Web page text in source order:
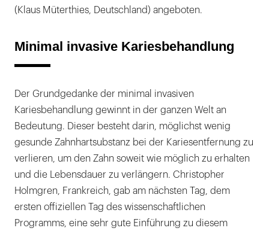
(Klaus Müterthies, Deutschland) angeboten.
Minimal invasive Kariesbehandlung
Der Grundgedanke der minimal invasiven
Kariesbehandlung gewinnt in der ganzen Welt an
Bedeutung. Dieser besteht darin, möglichst wenig
gesunde Zahnhartsubstanz bei der Kariesentfernung zu
verlieren, um den Zahn soweit wie möglich zu erhalten
und die Lebensdauer zu verlängern. Christopher
Holmgren, Frankreich, gab am nächsten Tag, dem
ersten offiziellen Tag des wissenschaftlichen
Programms, eine sehr gute Einführung zu diesem